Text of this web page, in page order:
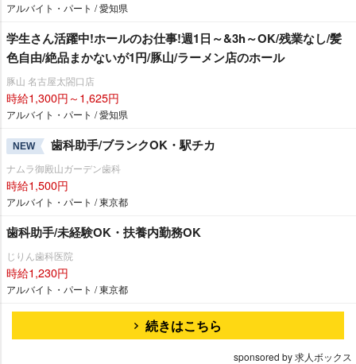
アルバイト・パート / 愛知県
学生さん活躍中!ホールのお仕事!週1日～&3h～OK/残業なし/髪
色自由/絶品まかないが1円/豚山/ラーメン店のホール
豚山 名古屋太閤口店
時給1,300円～1,625円
アルバイト・パート / 愛知県
NEW 歯科助手/ブランクOK・駅チカ
ナムラ御殿山ガーデン歯科
時給1,500円
アルバイト・パート / 東京都
歯科助手/未経験OK・扶養内勤務OK
じりん歯科医院
時給1,230円
アルバイト・パート / 東京都
続きはこちら
sponsored by 求人ボックス